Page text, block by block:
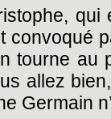
convoqué
tourne au
allez
Germain